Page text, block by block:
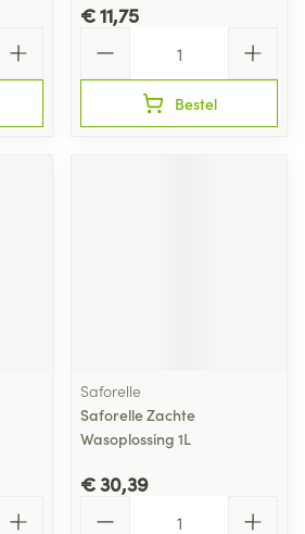
€ 11,75
Bestel
Saforelle
Saforelle Zachte
Wasoplossing 1L
€ 30,39